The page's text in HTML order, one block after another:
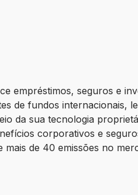
empréstimos, seguros e
de fundos internacionais,
da sua tecnologia
corporativos e
de 40 emissões no